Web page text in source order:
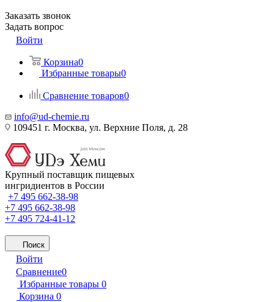
Заказать звонок
Задать вопрос
Войти
Корзина0
Избранные товары0
Сравнение товаров0
info@ud-chemie.ru
109451 г. Москва, ул. Верхние Поля, д. 28
Крупный поставщик пищевых
ингридиентов в России
+7 495 662-38-98
+7 495 662-38-98
+7 495 724-41-12
Поиск
Войти
Сравнение0
Избранные товары 0
Корзина 0